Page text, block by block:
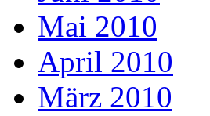
Mai 2010
April 2010
März 2010